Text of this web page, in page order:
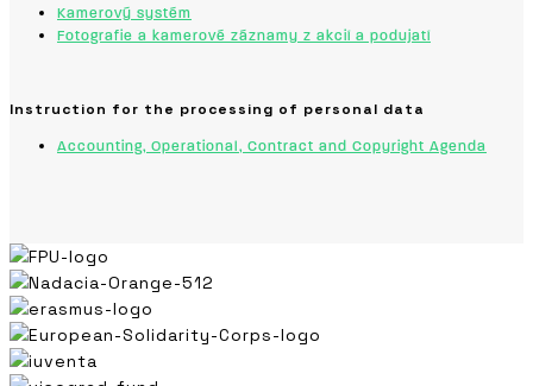
Kamerový systém
Fotografie a kamerové záznamy z akcií a podujatí
Instruction for the processing of personal data
Accounting, Operational, Contract and Copyright Agenda